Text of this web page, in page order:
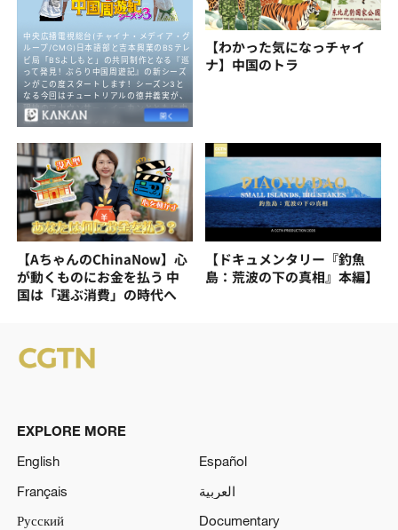
【わかった気になっチャイ
ナ】中国のトラ
【AちゃんのChinaNow】心
が動くものにお金を払う 中
国は「選ぶ消費」の時代へ
【ドキュメンタリー『釣魚
島：荒波の下の真相』本編】
EXPLORE MORE
English
Español
Français
العربية
Русский
Documentary